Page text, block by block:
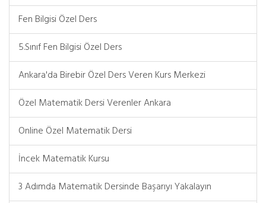
Fen Bilgisi Özel Ders
5.Sınıf Fen Bilgisi Özel Ders
Ankara'da Birebir Özel Ders Veren Kurs Merkezi
Özel Matematik Dersi Verenler Ankara
Online Özel Matematik Dersi
İncek Matematik Kursu
3 Adımda Matematik Dersinde Başarıyı Yakalayın